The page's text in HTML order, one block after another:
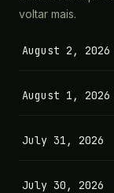
voltar mais.
August 2, 2026
August 1, 2026
July 31, 2026
July 30, 2026